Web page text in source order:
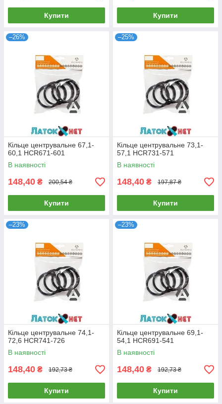
Купити Купити
–26%
Кільце центрувальне 67,1-
60,1 HCR671-601
В наявності
148,40 ₴ 200,54 ₴
Купити
–25%
Кільце центрувальне 73,1-
57,1 HCR731-571
В наявності
148,40 ₴ 197,87 ₴
Купити
–23%
Кільце центрувальне 74,1-
72,6 HCR741-726
В наявності
148,40 ₴ 192,73 ₴
Купити
–23%
Кільце центрувальне 69,1-
54,1 HCR691-541
В наявності
148,40 ₴ 192,73 ₴
Купити